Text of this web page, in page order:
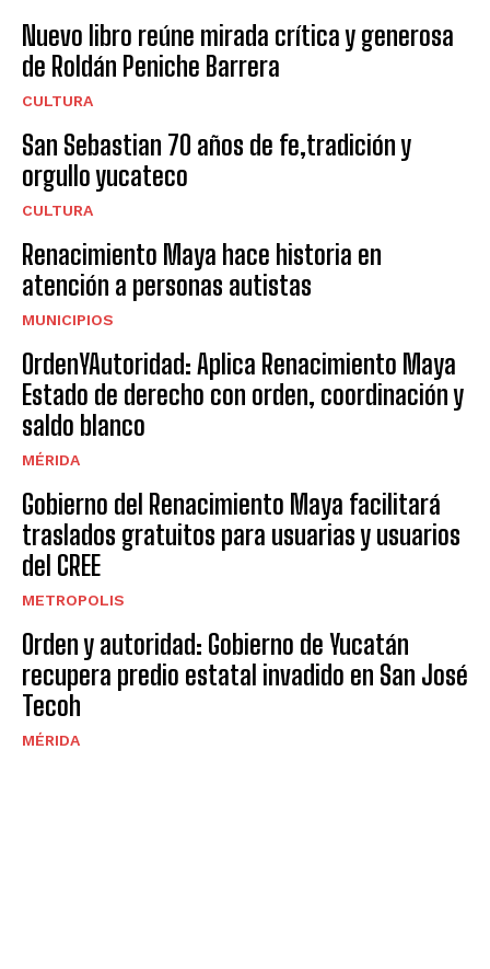
Nuevo libro reúne mirada crítica y generosa
de Roldán Peniche Barrera
CULTURA
San Sebastian 70 años de fe,tradición y
orgullo yucateco
CULTURA
Renacimiento Maya hace historia en
atención a personas autistas
MUNICIPIOS
OrdenYAutoridad: Aplica Renacimiento Maya
Estado de derecho con orden, coordinación y
saldo blanco
MÉRIDA
Gobierno del Renacimiento Maya facilitará
traslados gratuitos para usuarias y usuarios
del CREE
METROPOLIS
Orden y autoridad: Gobierno de Yucatán
recupera predio estatal invadido en San José
Tecoh
MÉRIDA